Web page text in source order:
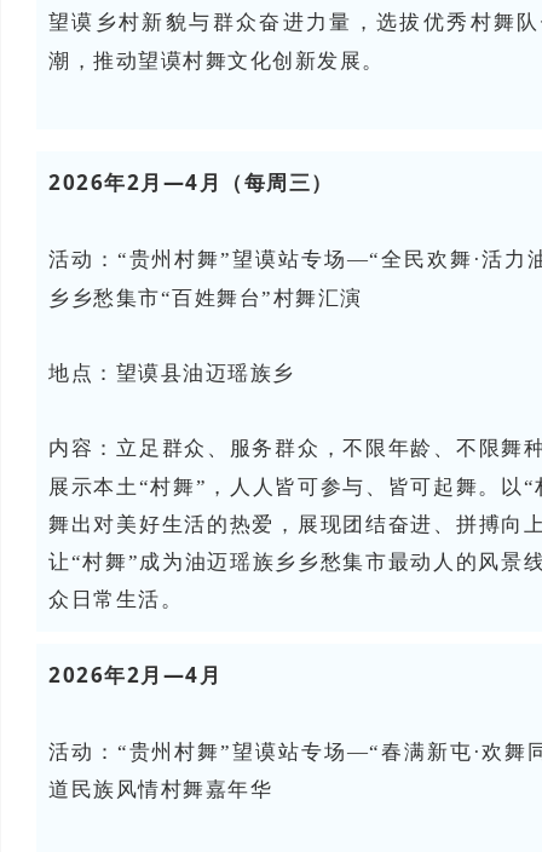
望谟乡村新貌与群众奋进力量，选拔优秀村舞
潮，推动望谟村舞文化创新发展。
2026年2月—4月（每周三）
活动： “贵州村舞”望谟站专场—“全民欢舞·活力
乡乡愁集市“百姓舞台”村舞汇演
地点：望谟县油迈瑶族乡
内容：立足群众、服务群众，不限年龄、不限舞
展示本土“村舞”，人人皆可参与、皆可起舞。以
舞出对美好生活的热爱，展现团结奋进、拼搏向
让“村舞”成为油迈瑶族乡乡愁集市最动人的风景
众日常生活。
2026年2月—4月
活动：“贵州村舞”望谟站专场—“春满新屯·欢舞
道民族风情村舞嘉年华